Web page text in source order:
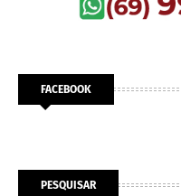
FACEBOOK
PESQUISAR